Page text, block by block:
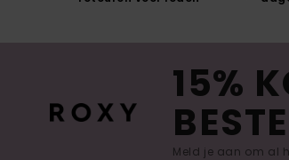
15%
Meld je aan om al